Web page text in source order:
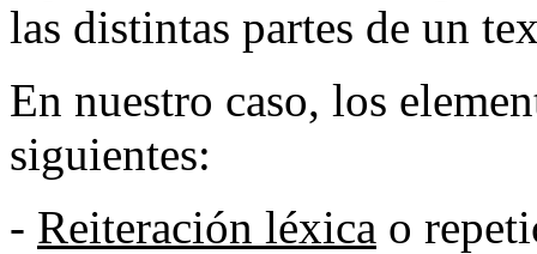
las distintas partes de un
En nuestro caso, los
siguientes:
- Reiteración léxica o